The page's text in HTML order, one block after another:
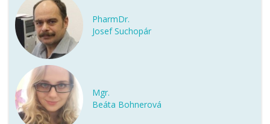
PharmDr.
Josef Suchopár
Mgr.
Beáta Bohnerová